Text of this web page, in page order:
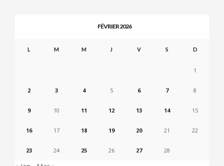
FÉVRIER 2026
L M M J V S D
1
2 3 4 5 6 7 8
9 10 11 12 13 14 15
16 17 18 19 20 21 22
23 24 25 26 27 28